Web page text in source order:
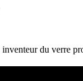
du verre